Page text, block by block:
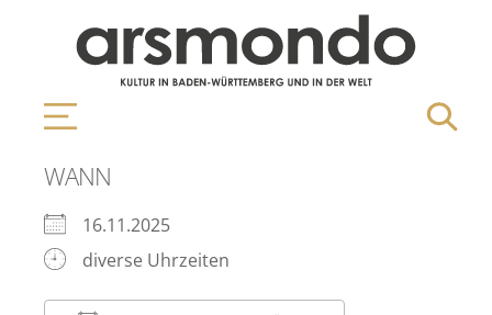
WANN
16.11.2025
diverse Uhrzeiten